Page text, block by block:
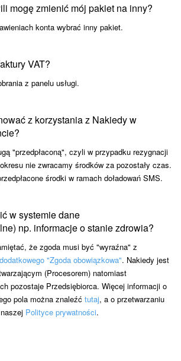
mogę zmienić mój pakiet na inny?
konta wybrać inny pakiet.
VAT?
z panelu usługi.
z korzystania z Nakiedy w
"przedpłaconą", czyli w przypadku rezygnacji
nie zwracamy środków za pozostały czas.
środki w ramach doładowań SMS.
w systemie dane
np. informacje o stanie zdrowia?
że zgoda musi być "wyraźna" z
"Zgoda obowiązkowa". Nakiedy jest
(Procesorem) natomiast
pozostaje Przedsiębiorca. Więcej informacji o
pola można znaleźć tutaj, a o przetwarzaniu
Polityce prywatności.